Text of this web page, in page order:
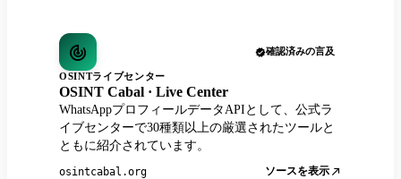
確認済みの言及
OSINTライブセンター
OSINT Cabal · Live Center
WhatsAppプロフィールデータAPIとして、公式ラ
イブセンターで30種類以上の厳選されたツールと
ともに紹介されています。
osintcabal.org ソースを表示